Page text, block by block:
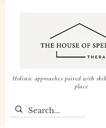
Holistic approaches paired with
place